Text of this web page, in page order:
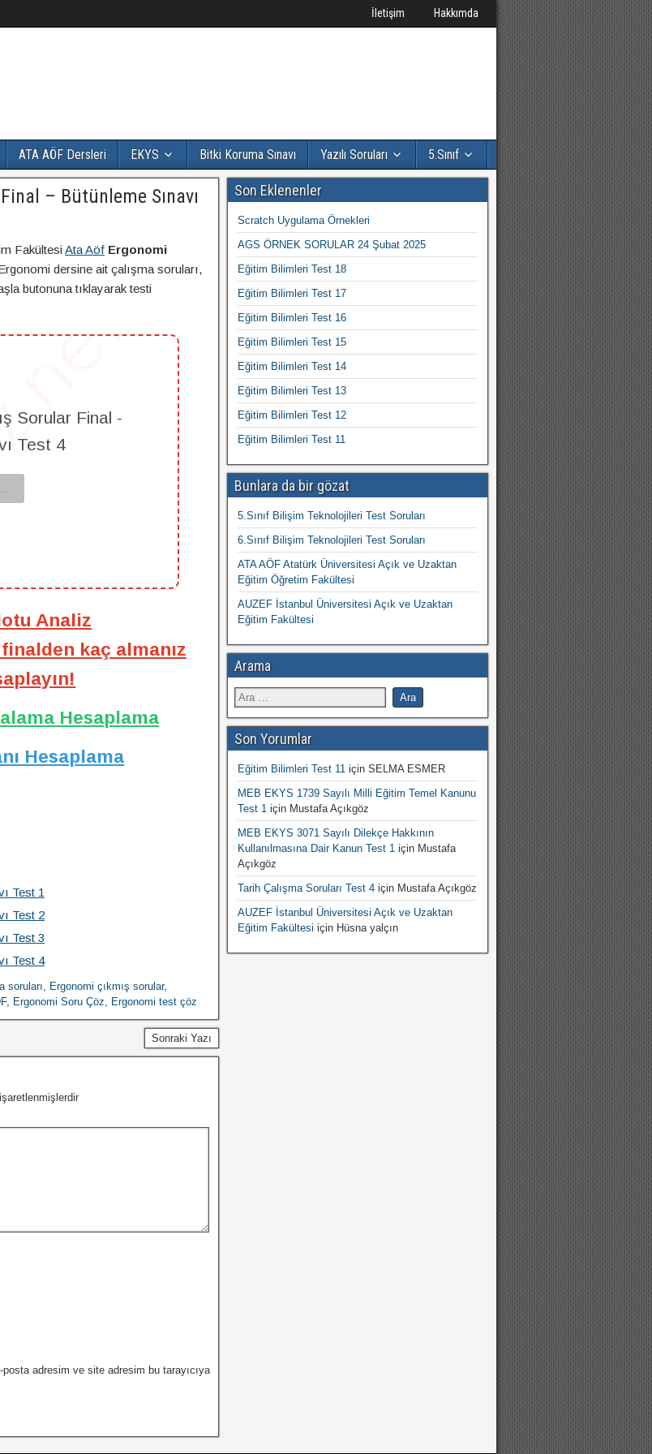
İletişim Hakkımda
ATA AÖF Dersleri EKYS Bitki Koruma Sınavı Yazılı Soruları 5.Sınıf
– Bütünleme Sınavı
Fakültesi Ata Aöf Ergonomi
dersine ait çalışma soruları,
butonuna tıklayarak testi
Sorular Final -
Test 4
Analiz
kaç almanız
Hesaplama
Hesaplama
Test 1
Test 2
Test 3
Test 4
soruları, Ergonomi çıkmış sorular,
, Ergonomi Soru Çöz, Ergonomi test çöz
Sonraki Yazı
posta adresim ve site adresim bu tarayıcıya
Son Eklenenler
Scratch Uygulama Örnekleri
AGS ÖRNEK SORULAR 24 Şubat 2025
Eğitim Bilimleri Test 18
Eğitim Bilimleri Test 17
Eğitim Bilimleri Test 16
Eğitim Bilimleri Test 15
Eğitim Bilimleri Test 14
Eğitim Bilimleri Test 13
Eğitim Bilimleri Test 12
Eğitim Bilimleri Test 11
Bunlara da bir gözat
5.Sınıf Bilişim Teknolojileri Test Soruları
6.Sınıf Bilişim Teknolojileri Test Soruları
ATA AÖF Atatürk Üniversitesi Açık ve Uzaktan
Eğitim Öğretim Fakültesi
AUZEF İstanbul Üniversitesi Açık ve Uzaktan
Eğitim Fakültesi
Arama
Son Yorumlar
Eğitim Bilimleri Test 11için SELMA ESMER
MEB EKYS 1739 Sayılı Milli Eğitim Temel Kanunu
Test 1için Mustafa Açıkgöz
MEB EKYS 3071 Sayılı Dilekçe Hakkının
Kullanılmasına Dair Kanun Test 1için Mustafa
Açıkgöz
Tarih Çalışma Soruları Test 4için Mustafa Açıkgöz
AUZEF İstanbul Üniversitesi Açık ve Uzaktan
Eğitim Fakültesi için Hüsna yalçın